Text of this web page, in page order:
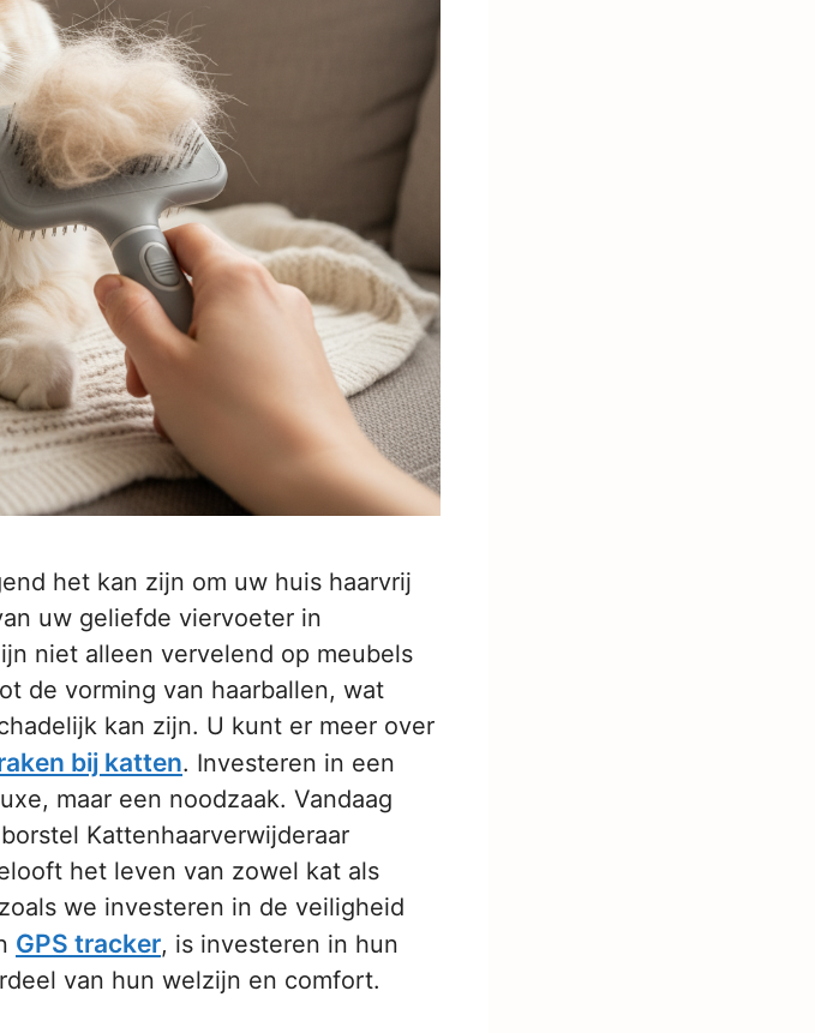
het kan zijn om uw huis haarvrij
uw geliefde viervoeter in
niet alleen vervelend op meubels
de vorming van haarballen, wat
kan zijn. U kunt er meer over
bij katten. Investeren in een
maar een noodzaak. Vandaag
Kattenhaarverwijderaar
het leven van zowel kat als
we investeren in de veiligheid
GPS tracker, is investeren in hun
van hun welzijn en comfort.